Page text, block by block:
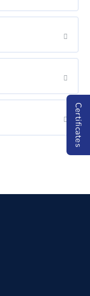
Certificates